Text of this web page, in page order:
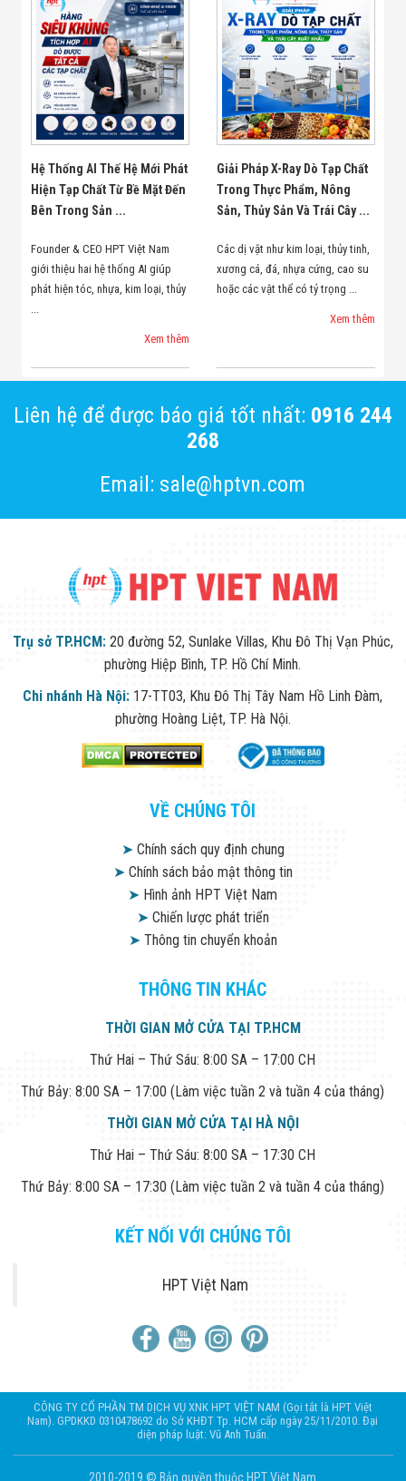
Hệ Thống AI Thế Hệ Mới Phát
Hiện Tạp Chất Từ Bề Mặt Đến
Bên Trong Sản ...
Founder & CEO HPT Việt Nam
giới thiệu hai hệ thống AI giúp
phát hiện tóc, nhựa, kim loại, thủy
Xem thêm
Giải Pháp X-Ray Dò Tạp Chất
Trong Thực Phẩm, Nông
Sản, Thủy Sản Và Trái Cây ...
Các dị vật như kim loại, thủy tinh,
xương cá, đá, nhựa cứng, cao su
hoặc các vật thể có tỷ trọng ...
Xem thêm
Liên hệ để được báo giá tốt nhất: 0916 244
268
Email: sale@hptvn.com
Trụ sở TP.HCM: 20 đường 52, Sunlake Villas, Khu Đô Thị Vạn Phúc,
phường Hiệp Bình, TP. Hồ Chí Minh.
Chi nhánh Hà Nội: 17-TT03, Khu Đô Thị Tây Nam Hồ Linh Đàm,
phường Hoàng Liệt, TP. Hà Nội.
VỀ CHÚNG TÔI
➤Chính sách quy định chung
➤Chính sách bảo mật thông tin
➤ Hình ảnh HPT Việt Nam
➤Chiến lược phát triển
➤Thông tin chuyển khoản
THÔNG TIN KHÁC
THỜI GIAN MỞ CỬA TẠI TP.HCM
Thứ Hai – Thứ Sáu: 8:00 SA – 17:00 CH
Thứ Bảy: 8:00 SA – 17:00 (Làm việc tuần 2 và tuần 4 của tháng)
THỜI GIAN MỞ CỬA TẠI HÀ NỘI
Thứ Hai – Thứ Sáu: 8:00 SA – 17:30 CH
Thứ Bảy: 8:00 SA – 17:30 (Làm việc tuần 2 và tuần 4 của tháng)
KẾT NỐI VỚI CHÚNG TÔI
HPT Việt Nam
CÔNG TY CỔ PHẦN TM DỊCH VỤ XNK HPT VIỆT NAM (Gọi tắt là HPT Việt
Nam). GPDKKD 0310478692 do Sở KHĐT Tp. HCM cấp ngày 25/11/2010. Đại
diện pháp luật: Vũ Anh Tuấn.
2010-2019 © Bản quyền thuộc HPT Việt Nam